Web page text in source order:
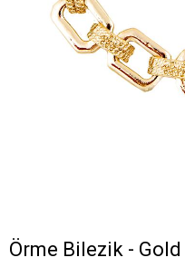
Örme Bilezik - Gold